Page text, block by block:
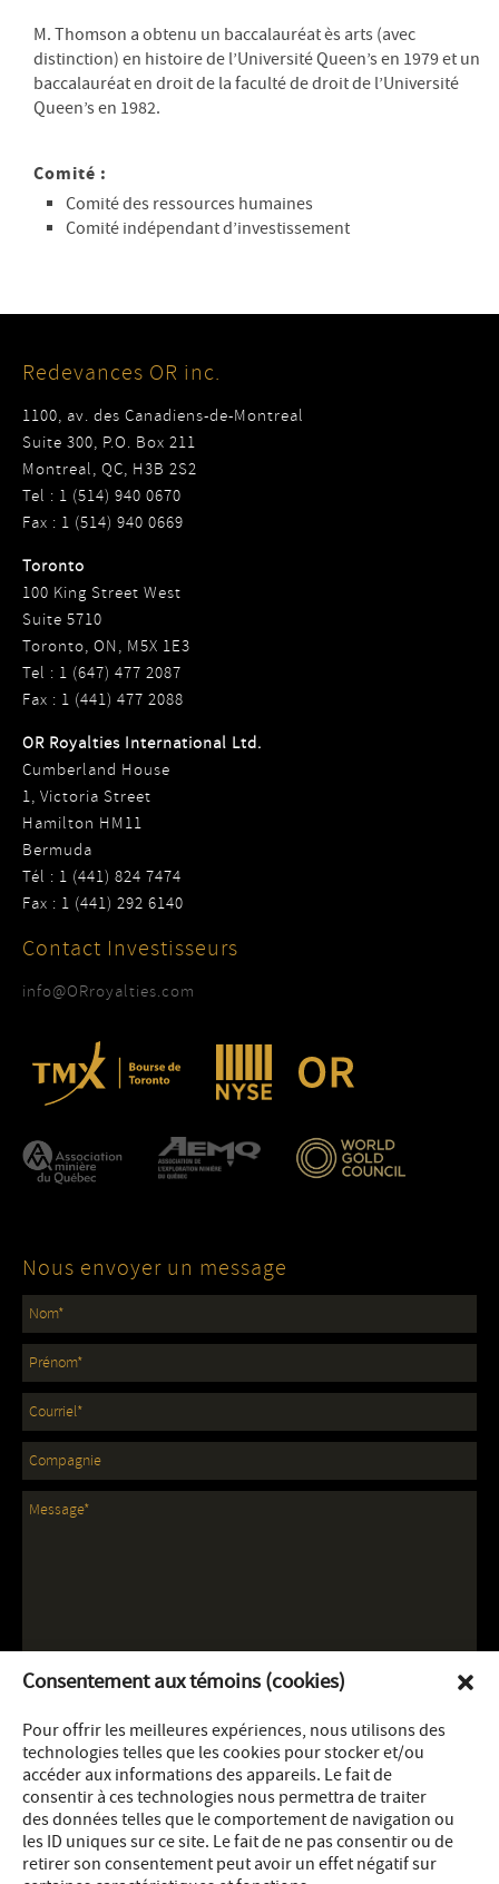
Consentement aux témoins (cookies)
Pour offrir les meilleures expériences, nous utilisons des
technologies telles que les cookies pour stocker et/ou
accéder aux informations des appareils. Le fait de
consentir à ces technologies nous permettra de traiter
des données telles que le comportement de navigation ou
les ID uniques sur ce site. Le fait de ne pas consentir ou de
retirer son consentement peut avoir un effet négatif sur
M. Thomson a obtenu un baccalauréat ès arts (avec
distinction) en histoire de l’Université Queen’s en 1979 et un
baccalauréat en droit de la faculté de droit de l’Université
Queen’s en 1982.
Comité :
Comité des ressources humaines
Comité indépendant d’investissement
Redevances OR inc.
1100, av. des Canadiens-de-Montreal
Suite 300, P.O. Box 211
Montreal, QC, H3B 2S2
Tel : 1 (514) 940 0670
Fax : 1 (514) 940 0669
Toronto
100 King Street West
Suite 5710
Toronto, ON, M5X 1E3
Tel : 1 (647) 477 2087
Fax : 1 (441) 477 2088
OR Royalties International Ltd.
Cumberland House
1, Victoria Street
Hamilton HM11
Bermuda
Tél : 1 (441) 824 7474
Fax : 1 (441) 292 6140
Contact Investisseurs
info@ORroyalties.com
Nous envoyer un message